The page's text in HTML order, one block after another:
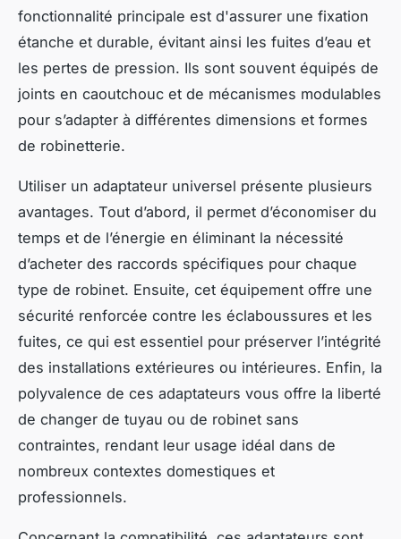
fonctionnalité principale est d'assurer une fixation
étanche et durable, évitant ainsi les fuites d’eau et
les pertes de pression. Ils sont souvent équipés de
joints en caoutchouc et de mécanismes modulables
pour s’adapter à différentes dimensions et formes
de robinetterie.
Utiliser un adaptateur universel présente plusieurs
avantages. Tout d’abord, il permet d’économiser du
temps et de l’énergie en éliminant la nécessité
d’acheter des raccords spécifiques pour chaque
type de robinet. Ensuite, cet équipement offre une
sécurité renforcée contre les éclaboussures et les
fuites, ce qui est essentiel pour préserver l’intégrité
des installations extérieures ou intérieures. Enfin, la
polyvalence de ces adaptateurs vous offre la liberté
de changer de tuyau ou de robinet sans
contraintes, rendant leur usage idéal dans de
nombreux contextes domestiques et
professionnels.